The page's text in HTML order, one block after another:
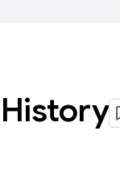
History